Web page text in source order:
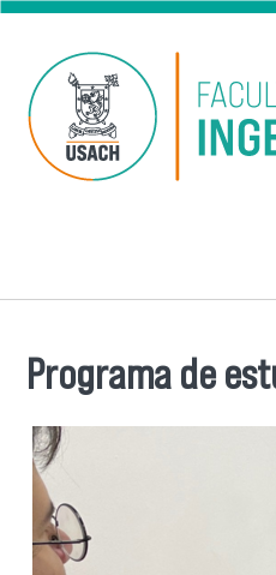
Pasar al contenido principal
Se encuentra
Programa de